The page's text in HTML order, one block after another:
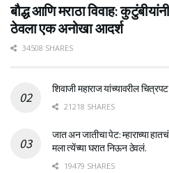
बौद्ध आणि मराठा विवाह:
ठेवला एक अनोखा आदर्श
34508 SHARES
शिवाजी महाराज यांच्यावरील
21218 SHARES
जात अन जातीचा पेट: म्हाराच्या
मला त्येंच्या घरात निऊन ठेवलं.
19479 SHARES